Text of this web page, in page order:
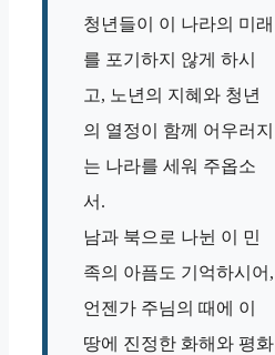
청년들이 이 나라의 미래
를 포기하지 않게 하시
고, 노년의 지혜와 청년
의 열정이 함께 어우러지
는 나라를 세워 주옵소
서.
남과 북으로 나뉜 이 민
족의 아픔도 기억하시어,
언젠가 주님의 때에 이
땅에 진정한 화해와 평화